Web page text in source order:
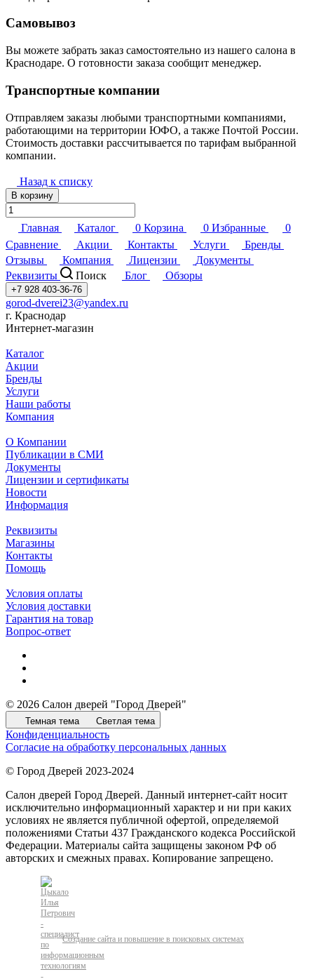
Самовывоз
Вы можете забрать заказ самостоятельно из нашего салона в
Краснодаре. О готовности заказа сообщит менеджер.
Транспортные компании
Отправляем заказы любыми транспортными компаниями,
работающими на территории ЮФО, а также Почтой России.
Стоимость доставки рассчитывается по тарифам выбранной
компании.
Назад к списку
В корзину
Главная Каталог 0 Корзина 0 Избранные
0
Сравнение
Акции Контакты Услуги
Бренды
Отзывы
Компания Лицензии
Документы
Реквизиты
Поиск Блог Обзоры
+7 928 403-36-76
gorod-dverei23@yandex.ru
г. Краснодар
Интернет-магазин
Каталог
Акции
Бренды
Услуги
Наши работы
Компания
О Компании
Публикации в СМИ
Документы
Лицензии и сертификаты
Новости
Информация
Реквизиты
Магазины
Контакты
Помощь
Условия оплаты
Условия доставки
Гарантия на товар
Вопрос-ответ
© 2026 Салон дверей "Город Дверей"
Темная тема Светлая тема
Конфиденциальность
Согласие на обработку персональных данных
© Город Дверей 2023-2024
Салон дверей Город Дверей. Данный интернет-сайт носит
исключительно информационный характер и ни при каких
условиях не является публичной офертой, определяемой
положениями Статьи 437 Гражданского кодекса Российской
Федерации. Материалы сайта защищены законом РФ об
авторских и смежных правах. Копирование запрещено.
Создание сайта и повышение в поисковых системах